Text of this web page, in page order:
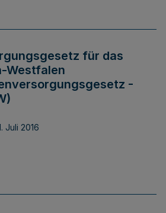
für das
Westfalen
-
Juli 2016